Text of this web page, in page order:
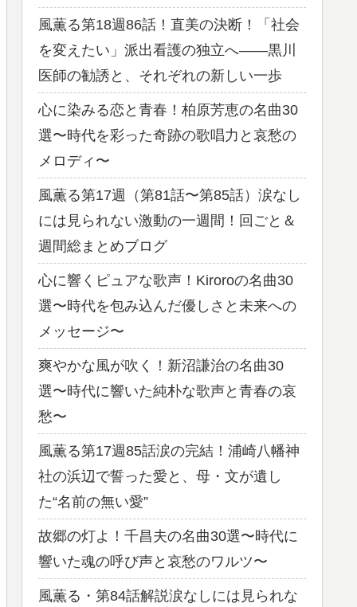
風薫る第18週86話！直美の決断！「社会
を変えたい」派出看護の独立へ——黒川
医師の勧誘と、それぞれの新しい一歩
心に染みる恋と青春！柏原芳恵の名曲30
選〜時代を彩った奇跡の歌唱力と哀愁の
メロディ〜
風薫る第17週（第81話〜第85話）涙なし
には見られない激動の一週間！回ごと＆
週間総まとめブログ
心に響くピュアな歌声！Kiroroの名曲30
選〜時代を包み込んだ優しさと未来への
メッセージ〜
爽やかな風が吹く！新沼謙治の名曲30
選〜時代に響いた純朴な歌声と青春の哀
愁〜
風薫る第17週85話涙の完結！浦崎八幡神
社の浜辺で誓った愛と、母・文が遺し
た“名前の無い愛”
故郷の灯よ！千昌夫の名曲30選〜時代に
響いた魂の呼び声と哀愁のワルツ〜
風薫る・第84話解説涙なしには見られな